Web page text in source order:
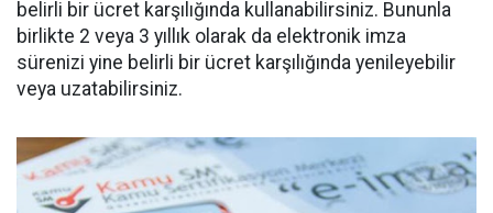
belirli bir ücret karşılığında kullanabilirsiniz. Bununla
birlikte 2 veya 3 yıllık olarak da elektronik imza
sürenizi yine belirli bir ücret karşılığında yenileyebilir
veya uzatabilirsiniz.